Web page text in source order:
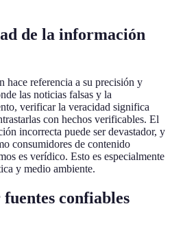
de la información
hace referencia a su precisión y
las noticias falsas y la
verificar la veracidad significa
con hechos verificables. El
incorrecta puede ser devastador, y
consumidores de contenido
es verídico. Esto es especialmente
y medio ambiente.
confiables